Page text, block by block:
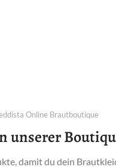
Online Brautboutique
unserer
damit du dein